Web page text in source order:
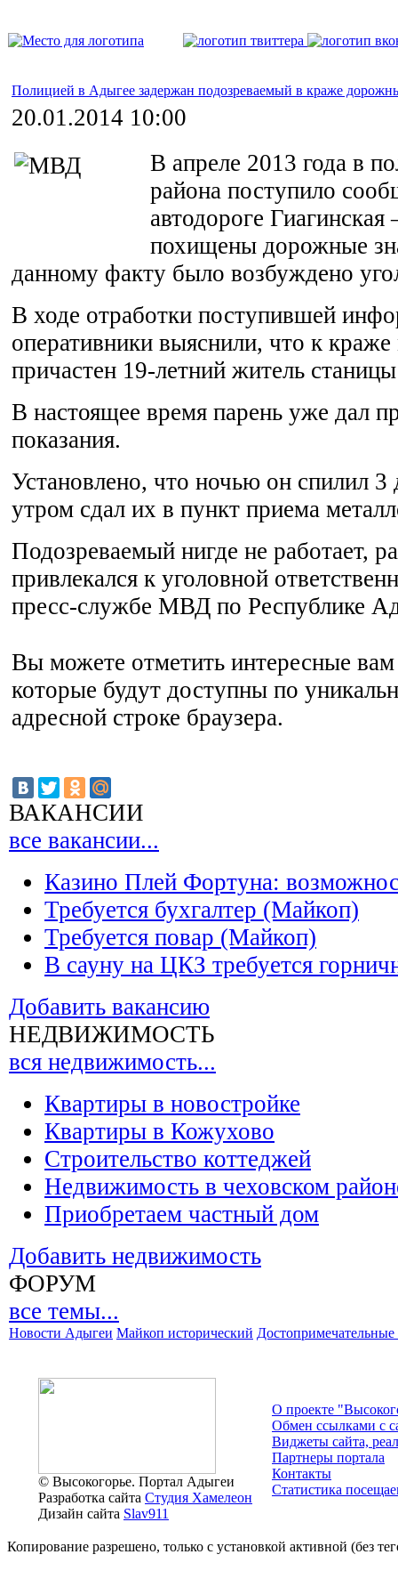
Полицией в Адыгее задержан подозреваемый в краже
20.01.2014 10:00
В апреле 2013 года в
района поступило
автодороге Гиагинская
похищены дорожные
данному факту было возбуждено
В ходе отработки поступившей
оперативники выяснили, что к
причастен 19-летний житель
В настоящее время парень уже дал
показания.
Установлено, что ночью он спилил
утром сдал их в пункт приема
Подозреваемый нигде не работает,
привлекался к уголовной
пресс-службе МВД по Республике
Вы можете отметить интересные
которые будут доступны по
адресной строке браузера.
ВАКАНСИИ
все вакансии...
Казино Плей Фортуна:
Требуется бухгалтер (Майкоп)
Требуется повар (Майкоп)
В сауну на ЦКЗ требуется
Добавить вакансию
НЕДВИЖИМОСТЬ
вся недвижимость...
Квартиры в новостройке
Квартиры в Кожухово
Строительство коттеджей
Недвижимость в чеховском
Приобретаем частный дом
Добавить недвижимость
ФОРУМ
все темы...
Новости Адыгеи Майкоп исторический Достопримечательные
© Высокогорье. Портал Адыгеи
Разработка сайта Студия Хамелеон
Дизайн сайта Slav911
О проекте
Обмен ссылками c
Виджеты сайта,
Партнеры портала
Контакты
Статистика
Копирование разрешено, только с установкой активной (без